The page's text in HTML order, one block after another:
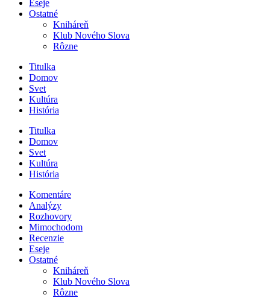
Eseje
Ostatné
Kniháreň
Klub Nového Slova
Rôzne
Titulka
Domov
Svet
Kultúra
História
Titulka
Domov
Svet
Kultúra
História
Komentáre
Analýzy
Rozhovory
Mimochodom
Recenzie
Eseje
Ostatné
Kniháreň
Klub Nového Slova
Rôzne